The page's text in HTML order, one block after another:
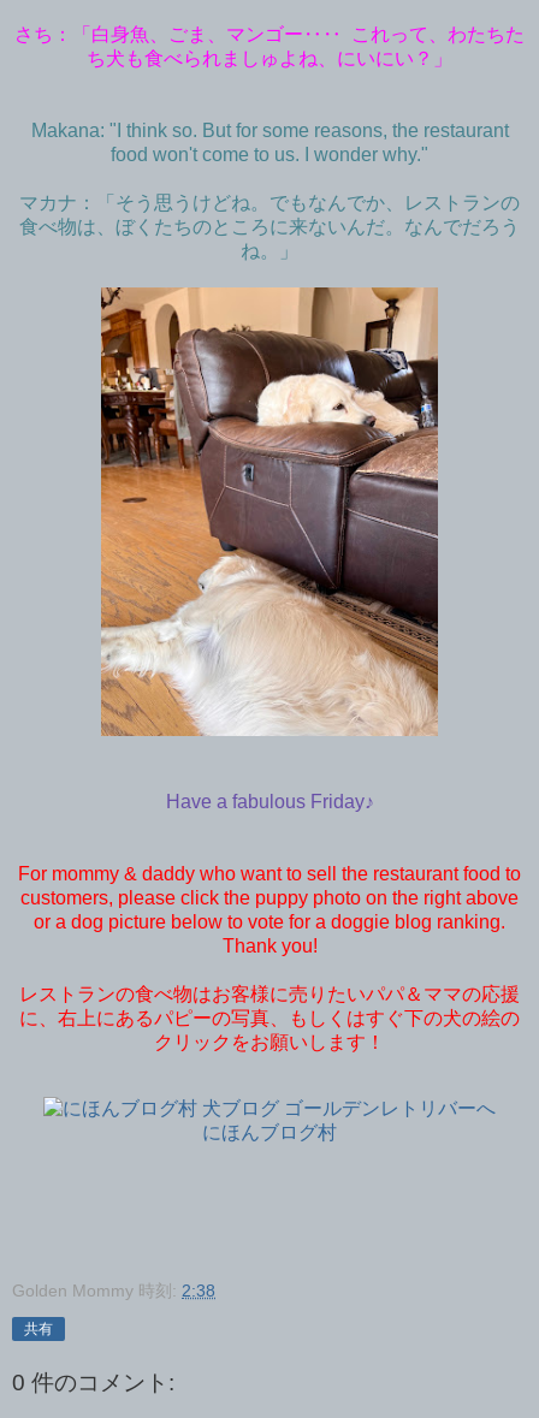
さち：「白身魚、ごま、マンゴー‥‥ これって、わたちた
ち犬も食べられましゅよね、にいにい？」
Makana: "I think so. But for some reasons, the restaurant
food won't come to us. I wonder why."
マカナ：「そう思うけどね。でもなんでか、
レストランの
食べ物は、ぼくたちのところに来ないんだ。なんでだろう
ね。」
Have a fabulous Friday♪
For mommy & daddy who want to sell the restaurant food to
customers, please click the puppy photo on the right above
or a dog picture below to vote for a doggie blog ranking.
Thank you!
レストランの食べ物はお客様に売りたいパパ＆ママの応援
に、右上にあるパピーの写真、もしくはすぐ下の犬の絵の
クリックをお願いします！
にほんブログ村
Golden Mommy 時刻: 2:38
共有
0 件のコメント: